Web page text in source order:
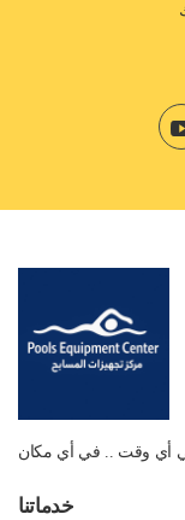
أي وقت .. في أي مكان
خدماتنا